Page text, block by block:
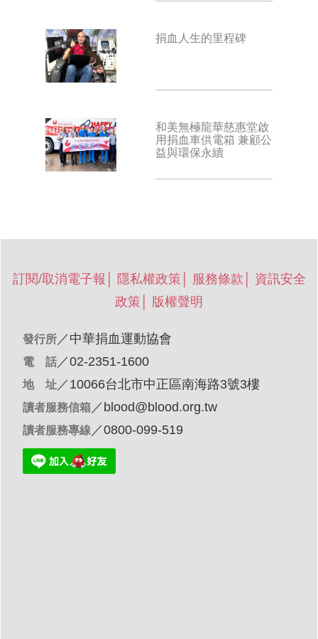
捐血人生的里程碑
和美無極龍華慈惠堂啟
用捐血車供電箱 兼顧公
益與環保永續
訂閱/取消電子報 隱私權政策 服務條款
資訊安全
政策
版權聲明
發行所 ／ 中華捐血運動協會
電 話 ／02-2351-1600
地 址 ／10066台北市中正區南海路3號3樓
讀者服務信箱 ／ blood@blood.org.tw
讀者服務專線 ／0800-099-519